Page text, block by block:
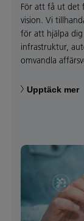
För att få ut det
vision. Vi
för att hjälpa dig
infrastruktur,
omvandla
Upptäck mer